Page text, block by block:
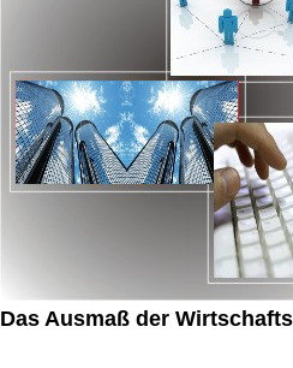
Das Ausmaß der